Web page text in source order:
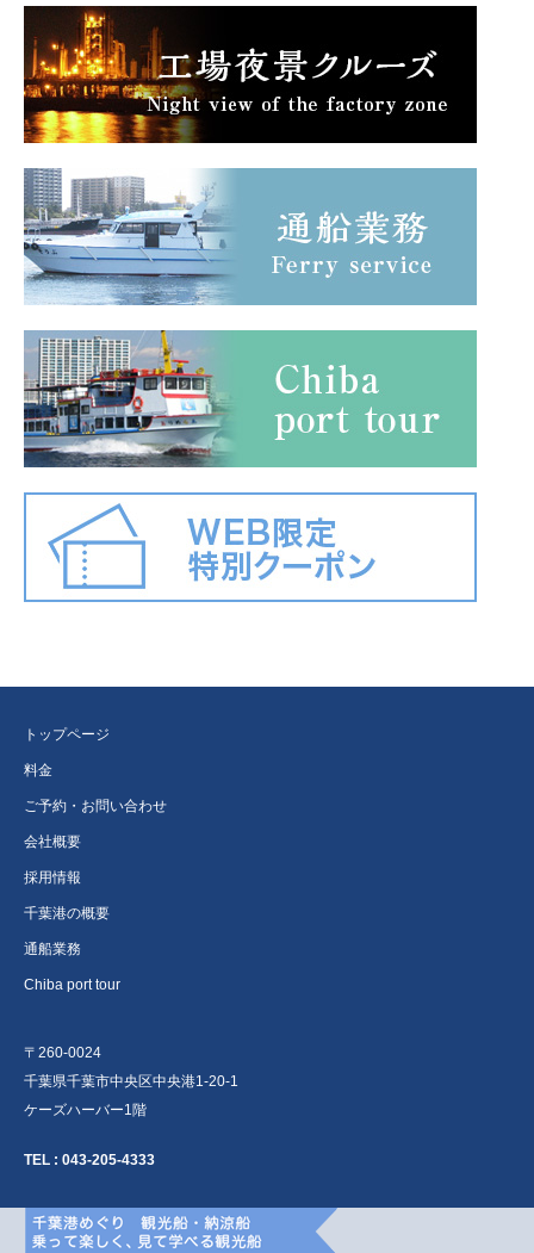
トップページ
料金
ご予約・お問い合わせ
会社概要
採用情報
千葉港の概要
通船業務
Chiba port tour
〒260-0024
千葉県千葉市中央区中央港1-20-1
ケーズハーバー1階
TEL : 043-205-4333